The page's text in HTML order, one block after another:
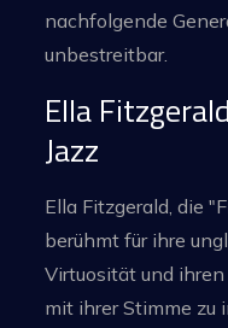
nachfolgende
unbestreitbar.
Ella
Jazz
Ella Fitzgerald, die
berühmt für ihre
Virtuosität und
mit ihrer Stimme zu